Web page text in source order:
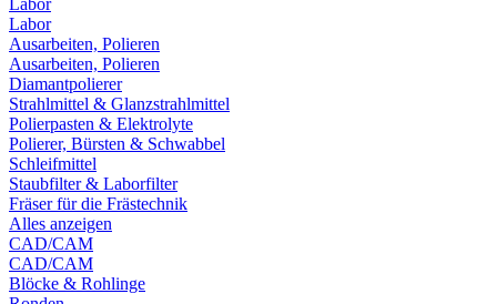
Labor
Labor
Ausarbeiten, Polieren
Ausarbeiten, Polieren
Diamantpolierer
Strahlmittel & Glanzstrahlmittel
Polierpasten & Elektrolyte
Polierer, Bürsten & Schwabbel
Schleifmittel
Staubfilter & Laborfilter
Fräser für die Frästechnik
Alles anzeigen
CAD/CAM
CAD/CAM
Blöcke & Rohlinge